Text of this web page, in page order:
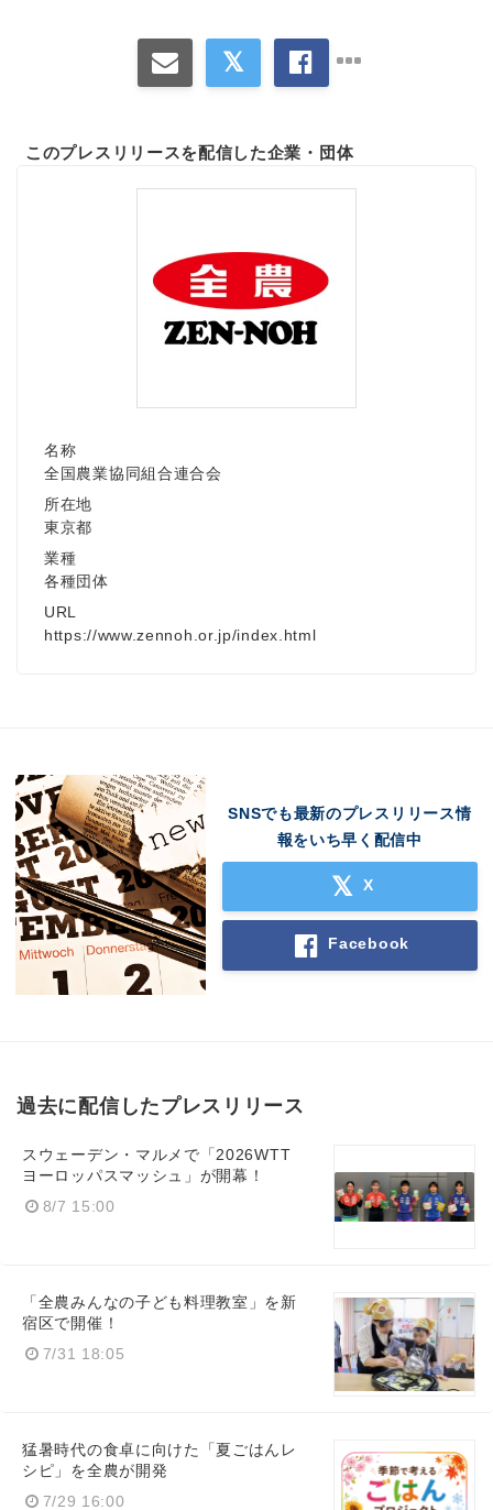
このプレスリリースを配信した企業・団体
名称
全国農業協同組合連合会
所在地
東京都
業種
各種団体
URL
https://www.zennoh.or.jp/index.html
SNSでも最新のプレスリリース情
報をいち早く配信中
X
Facebook
過去に配信したプレスリリース
スウェーデン・マルメで「2026WTT
ヨーロッパスマッシュ」が開幕！
8/7 15:00
「全農みんなの子ども料理教室」を新
宿区で開催！
7/31 18:05
猛暑時代の食卓に向けた「夏ごはんレ
シピ」を全農が開発
7/29 16:00